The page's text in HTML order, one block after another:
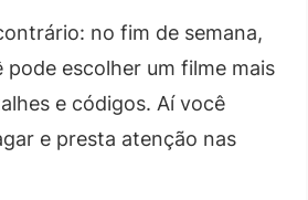
no fim de semana,
escolher um filme mais
e códigos. Aí você
e presta atenção nas